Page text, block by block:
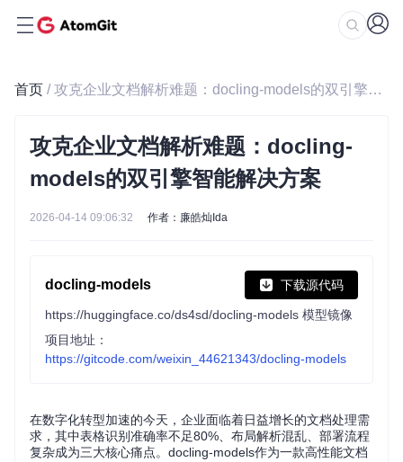
首页 / 攻克企业文档解析难题：docling-models的双引擎智能解决方案
攻克企业文档解析难题：docling-
models的双引擎智能解决方案
2026-04-14 09:06:32 作者：廉皓灿Ida
docling-models 下载源代码
https://huggingface.co/ds4sd/docling-models 模型镜像
项目地址：
https://gitcode.com/weixin_44621343/docling-models
在数字化转型加速的今天，企业面临着日益增长的文档处理需
求，其中表格识别准确率不足80%、布局解析混乱、部署流程
复杂成为三大核心痛点。docling-models作为一款高性能文档